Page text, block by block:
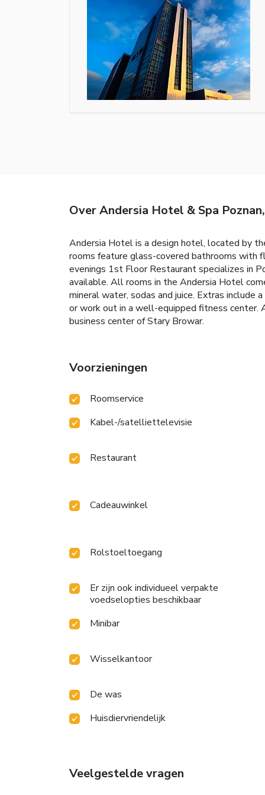
Over Andersia Hotel & Spa
Andersia Hotel is a design hotel, located by
rooms feature glass-covered bathrooms with
evenings 1st Floor Restaurant specializes in
available. All rooms in the Andersia Hotel
mineral water, sodas and juice. Extras include
or work out in a well-equipped fitness center.
business center of Stary Browar.
Voorzieningen
Roomservice
Kabel-/satelliettelevisie
Restaurant
Cadeauwinkel
Rolstoeltoegang
Er zijn ook individueel verpakte
voedselopties beschikbaar
Minibar
Wisselkantoor
De was
Huisdiervriendelijk
Veelgestelde vragen